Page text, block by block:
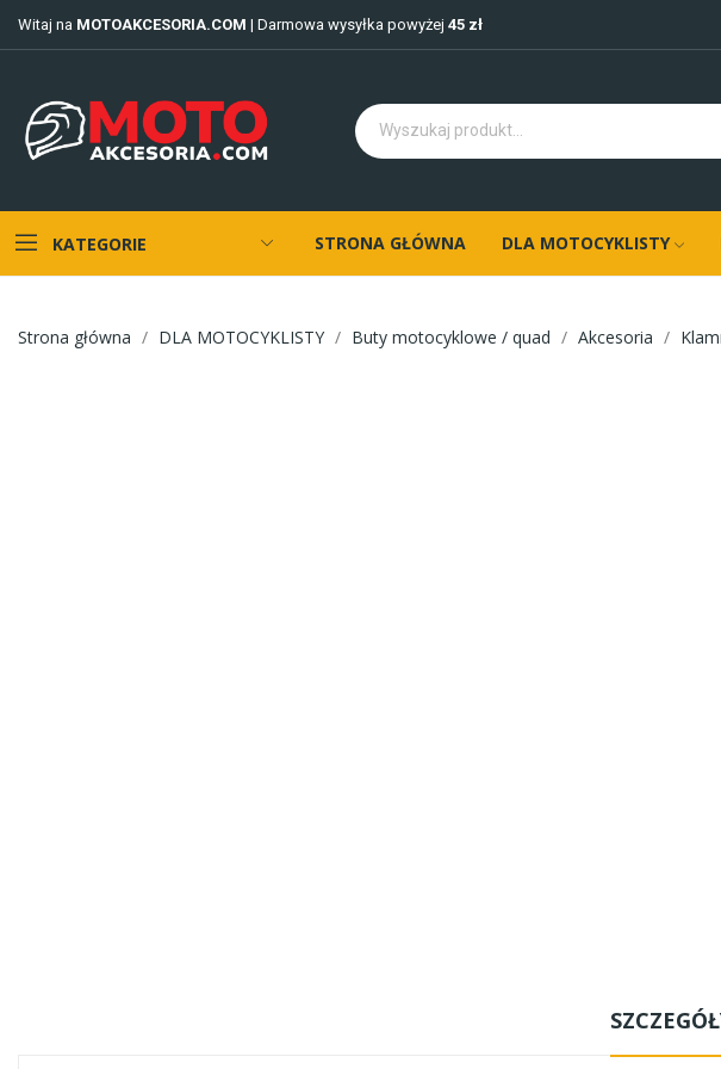
Witaj na MOTOAKCESORIA.COM | Darmowa wysyłka powyżej 45 zł
KATEGORIE STRONA GŁÓWNA DLA MOTOCYKLISTY
Strona główna DLA MOTOCYKLISTY Buty motocyklowe / quad Akcesoria